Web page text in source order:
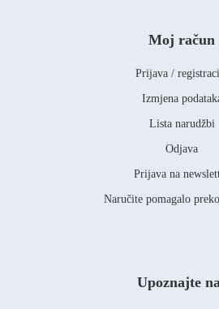
Moj račun
Prijava /
Izmjena
Lista narudžbi
Odjava
Prijava na
Naručite pomagalo
Upoznajte